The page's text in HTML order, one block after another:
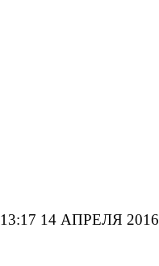
13:17 14 АПРЕЛЯ 2016